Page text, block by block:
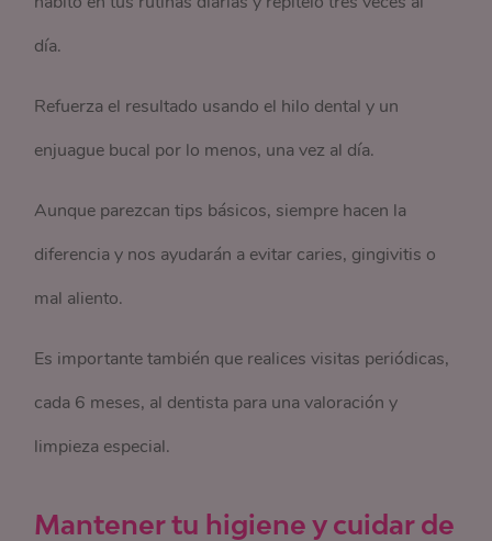
día.
Refuerza el resultado usando el hilo dental y un
enjuague bucal por lo menos, una vez al día.
Aunque parezcan tips básicos, siempre hacen la
diferencia y nos ayudarán a evitar caries, gingivitis o
mal aliento.
Es importante también que realices visitas periódicas,
cada 6 meses, al dentista para una valoración y
limpieza especial.
Mantener tu higiene y cuidar de